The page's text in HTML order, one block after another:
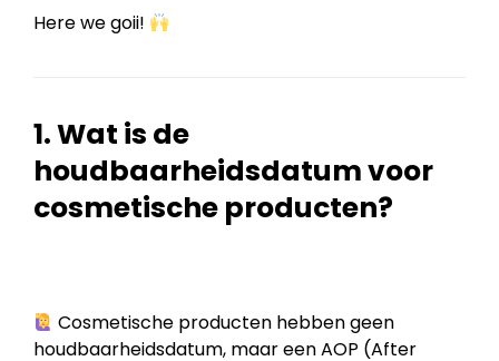
Here we goii!
1. Wat is de
houdbaarheidsdatum voor
cosmetische producten?
Cosmetische producten hebben geen
houdbaarheidsdatum, maar een AOP (After